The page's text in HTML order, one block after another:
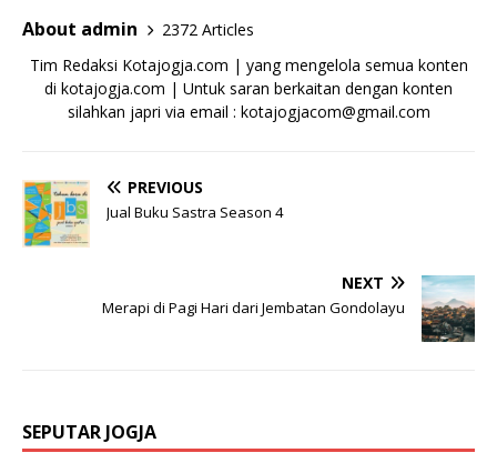
About admin
2372 Articles
Tim Redaksi Kotajogja.com | yang mengelola semua konten
di kotajogja.com | Untuk saran berkaitan dengan konten
silahkan japri via email : kotajogjacom@gmail.com
PREVIOUS
Jual Buku Sastra Season 4
NEXT
Merapi di Pagi Hari dari Jembatan Gondolayu
SEPUTAR JOGJA